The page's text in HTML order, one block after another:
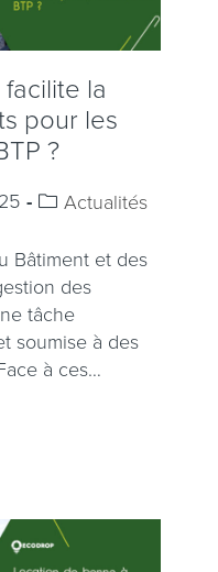
la
pour les
?
Actualités
Bâtiment et des
des
tâche
soumise à des
à ces…